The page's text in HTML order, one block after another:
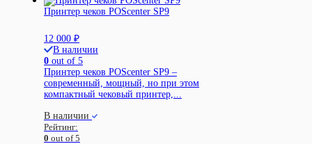
Принтер чеков POScenter SP9
12 000 ₽
В наличии
0 out of 5
Принтер чеков POScenter SP9 –
современный, мощный, но при этом
компактный чековый принтер,...
В наличии
Рейтинг:
0 out of 5